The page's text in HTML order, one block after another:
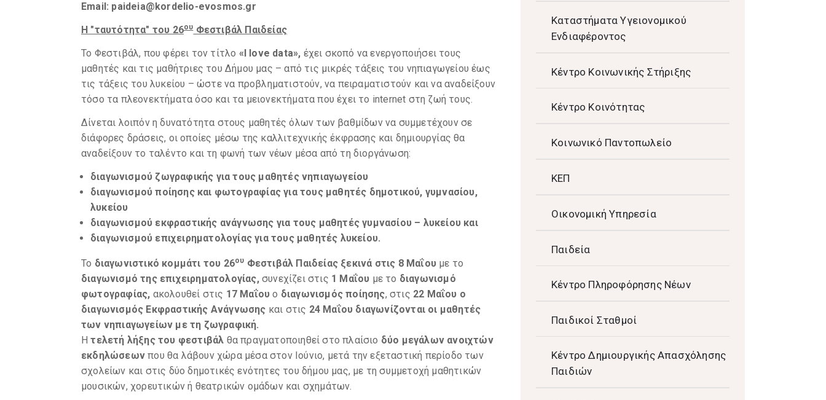
Email: paideia@kordelio-evosmos.gr
Η "ταυτότητα" του 26ουΦεστιβάλ Παιδείας
Το Φεστιβάλ, που φέρει τον τίτλο «I love data», έχει σκοπό να ενεργοποιήσει τους
μαθητές και τις μαθήτριες του Δήμου μας – από τις μικρές τάξεις του νηπιαγωγείου έως
τις τάξεις του λυκείου – ώστε να προβληματιστούν, να πειραματιστούν και να αναδείξουν
τόσο τα πλεονεκτήματα όσο και τα μειονεκτήματα που έχει το internet στη ζωή τους.
Δίνεται λοιπόν η δυνατότητα στους μαθητές όλων των βαθμίδων να συμμετέχουν σε
διάφορες δράσεις, οι οποίες μέσω της καλλιτεχνικής έκφρασης και δημιουργίας θα
αναδείξουν το ταλέντο και τη φωνή των νέων μέσα από τη διοργάνωση:
διαγωνισμού ζωγραφικής για τους μαθητές νηπιαγωγείου
διαγωνισμού ποίησης και φωτογραφίας για τους μαθητές δημοτικού, γυμνασίου,
λυκείου
διαγωνισμού εκφραστικής ανάγνωσης για τους μαθητές γυμνασίου – λυκείου και
διαγωνισμού επιχειρηματολογίας για τους μαθητές λυκείου.
Το διαγωνιστικό κομμάτι του 26ου Φεστιβάλ Παιδείας ξεκινά στις 8 Μαΐου με το
διαγωνισμό της επιχειρηματολογίας, συνεχίζει στις 1 Μαΐου με το διαγωνισμό
φωτογραφίας, ακολουθεί στις 17 Μαΐου ο διαγωνισμός ποίησης, στις 22 Μαΐου ο
διαγωνισμός Εκφραστικής Ανάγνωσης και στις 24 Μαΐου διαγωνίζονται οι μαθητές
των νηπιαγωγείων με τη ζωγραφική.
Ητελετή λήξης του φεστιβάλ θα πραγματοποιηθεί στο πλαίσιο δύο μεγάλων ανοιχτών
εκδηλώσεων που θα λάβουν χώρα μέσα στον Ιούνιο, μετά την εξεταστική περίοδο των
σχολείων και στις δύο δημοτικές ενότητες του δήμου μας, με τη συμμετοχή μαθητικών
μουσικών, χορευτικών ή θεατρικών ομάδων και σχημάτων.
Καταστήματα Υγειονομικού
Ενδιαφέροντος
Κέντρο Κοινωνικής Στήριξης
Κέντρο Κοινότητας
Κοινωνικό Παντοπωλείο
ΚΕΠ
Οικονομική Υπηρεσία
Παιδεία
Κέντρο Πληροφόρησης Νέων
Παιδικοί Σταθμοί
Κέντρο Δημιουργικής Απασχόλησης
Παιδιών